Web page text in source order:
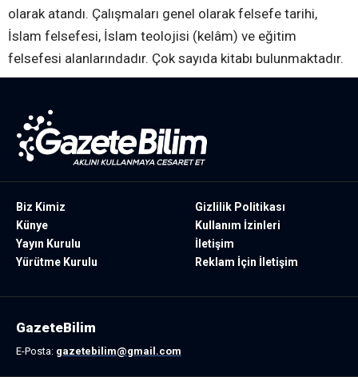
olarak atandı. Çalışmaları genel olarak felsefe tarihi,
İslam felsefesi, İslam teolojisi (kelâm) ve eğitim
felsefesi alanlarındadır. Çok sayıda kitabı bulunmaktadır.
Biz Kimiz
Künye
Yayın Kurulu
Yürütme Kurulu
Gizlilik Politikası
Kullanım İzinleri
İletişim
Reklam İçin İletişim
GazeteBilim
E-Posta: gazetebilim@gmail.com